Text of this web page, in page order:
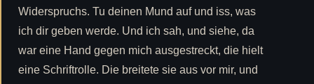
Widerspruchs. Tu deinen Mund auf und iss, was
ich dir geben werde. Und ich sah, und siehe, da
war eine Hand gegen mich ausgestreckt, die hielt
eine Schriftrolle. Die breitete sie aus vor mir, und